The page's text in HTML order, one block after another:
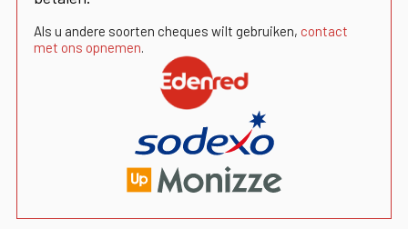
Als u andere soorten cheques wilt gebruiken, contact
met ons opnemen.